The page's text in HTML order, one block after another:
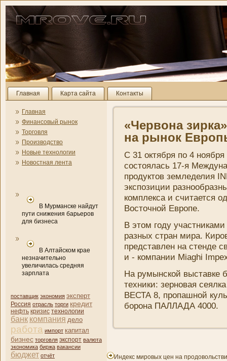
Главная Карта сайта Контакты
Главная
Финансовый рынок
Торговля
Производство
Новые технологии
Новостная лента
В Мурманске найдут
пути снижения барьеров
для бизнеса
В Алтайском крае
незначительно
увеличилась средняя
зарплата
поставщик экономия эксперт
Россия отрасль торги кредит
нефть кризис технологии
банк компани­я дело
работа импорт капитал
бизнес торговля экспорт валюта
экономика биржа вакансии
бюджет отчёт
«Червона
на рынок
C 31 октября по 4
состоялась 17-я
продуктов земледелия
экспозиции
комплекса и считается
Восточной Европе.
В этом году
разных стран мира.
представлен на стенде
и - компани­и Miaghi
На румынской выставке
техни­ки: зерновая
ВЕСТА 8, пропашной
борона ПАЛЛАДА 4000.
Индекс мировых цен на